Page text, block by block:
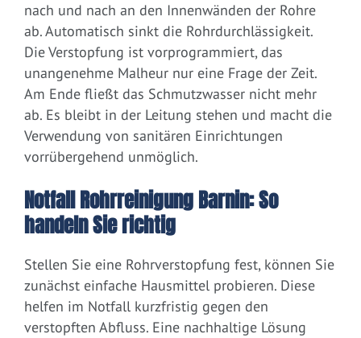
nach und nach an den Innenwänden der Rohre
ab. Automatisch sinkt die Rohrdurchlässigkeit.
Die Verstopfung ist vorprogrammiert, das
unangenehme Malheur nur eine Frage der Zeit.
Am Ende fließt das Schmutzwasser nicht mehr
ab. Es bleibt in der Leitung stehen und macht die
Verwendung von sanitären Einrichtungen
vorrübergehend unmöglich.
Notfall Rohrreinigung Barnin: So
handeln Sie richtig
Stellen Sie eine Rohrverstopfung fest, können Sie
zunächst einfache Hausmittel probieren. Diese
helfen im Notfall kurzfristig gegen den
verstopften Abfluss. Eine nachhaltige Lösung